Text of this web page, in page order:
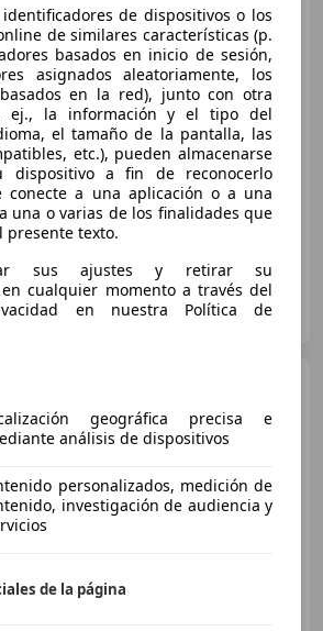
€ 27.900
Sincomparación
km Diésel
110 kW (150 CV)
€ 34.900
Sin comparación
identificadores de dispositivos o los
de similares características (p.
basados en inicio de sesión,
asignados aleatoriamente, los
en la red), junto con otra
ej., la información y el tipo del
el tamaño de la pantalla, las
etc.), pueden almacenarse
a fin de reconocerlo
conecte a una aplicación o a una
una o varias de los finalidades que
presente texto.
sus ajustes y retirar su
cualquier momento a través del
en nuestra Política de
geográfica precisa e
análisis de dispositivos
personalizados, medición de
investigación de audiencia y
de la página